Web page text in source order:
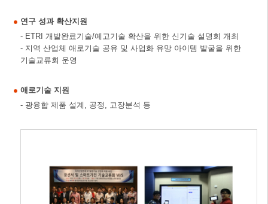
연구 성과 확산지원
- ETRI 개발완료기술/예고기술 확산을 위한 신기술 설명회 개최
- 지역 산업체 애로기술 공유 및 사업화 유망 아이템 발굴을 위한
기술교류회 운영
애로기술 지원
- 광융합 제품 설계, 공정, 고장분석 등